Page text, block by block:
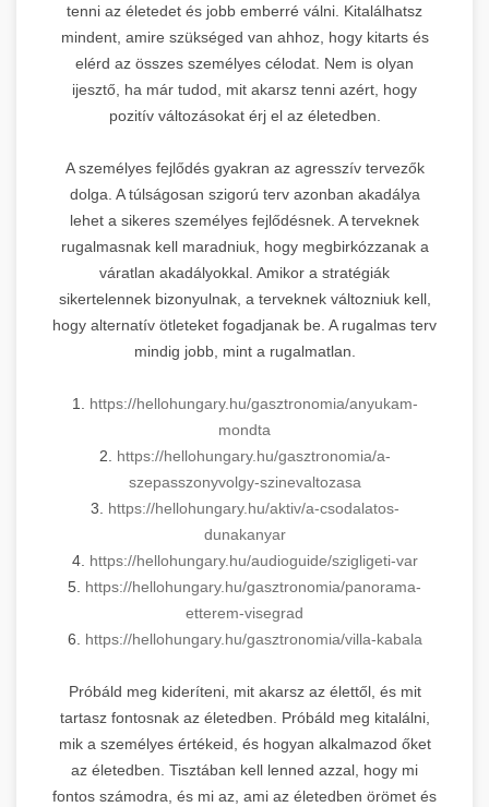
tenni az életedet és jobb emberré válni. Kitalálhatsz
mindent, amire szükséged van ahhoz, hogy kitarts és
elérd az összes személyes célodat. Nem is olyan
ijesztő, ha már tudod, mit akarsz tenni azért, hogy
pozitív változásokat érj el az életedben.
A személyes fejlődés gyakran az agresszív tervezők
dolga. A túlságosan szigorú terv azonban akadálya
lehet a sikeres személyes fejlődésnek. A terveknek
rugalmasnak kell maradniuk, hogy megbirkózzanak a
váratlan akadályokkal. Amikor a stratégiák
sikertelennek bizonyulnak, a terveknek változniuk kell,
hogy alternatív ötleteket fogadjanak be. A rugalmas terv
mindig jobb, mint a rugalmatlan.
1. https://hellohungary.hu/gasztronomia/anyukam-
mondta
2. https://hellohungary.hu/gasztronomia/a-
szepasszonyvolgy-szinevaltozasa
3. https://hellohungary.hu/aktiv/a-csodalatos-
dunakanyar
4. https://hellohungary.hu/audioguide/szigligeti-var
5. https://hellohungary.hu/gasztronomia/panorama-
etterem-visegrad
6. https://hellohungary.hu/gasztronomia/villa-kabala
Próbáld meg kideríteni, mit akarsz az élettől, és mit
tartasz fontosnak az életedben. Próbáld meg kitalálni,
mik a személyes értékeid, és hogyan alkalmazod őket
az életedben. Tisztában kell lenned azzal, hogy mi
fontos számodra, és mi az, ami az életedben örömet és